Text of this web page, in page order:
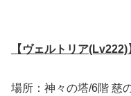
【ヴェルトリア(Lv222)
場所：神々の塔/6階 慈